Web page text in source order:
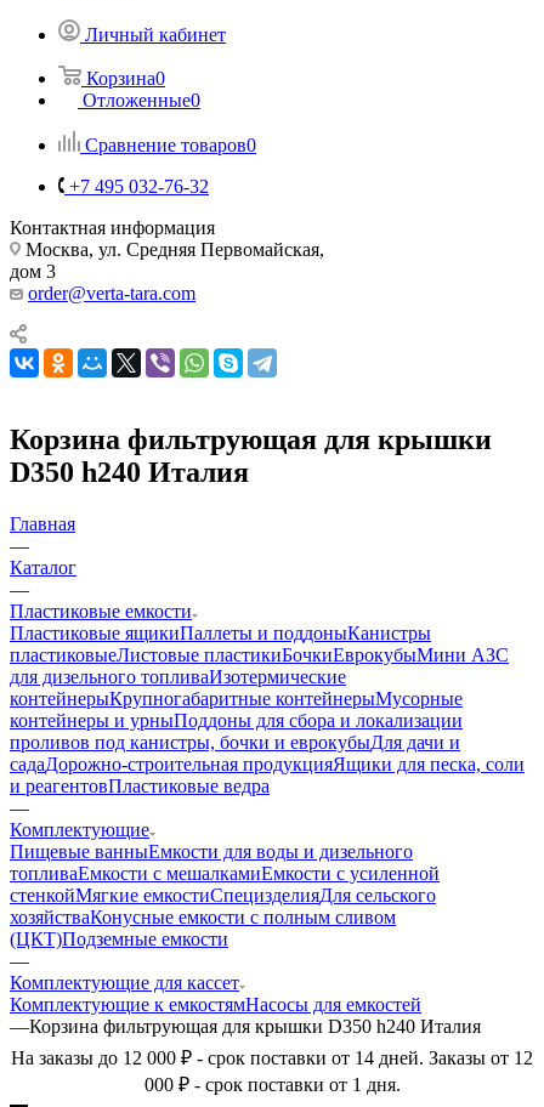
Личный кабинет
Корзина0
Отложенные0
Сравнение товаров0
+7 495 032-76-32
Контактная информация
Москва, ул. Средняя Первомайская,
дом 3
order@verta-tara.com
Корзина фильтрующая для крышки
D350 h240 Италия
Главная
—
Каталог
—
Пластиковые емкости
Пластиковые ящикиПаллеты и поддоныКанистры
пластиковыеЛистовые пластикиБочкиЕврокубыМини АЗС
для дизельного топливаИзотермические
контейнерыКрупногабаритные контейнерыМусорные
контейнеры и урныПоддоны для сбора и локализации
проливов под канистры, бочки и еврокубыДля дачи и
садаДорожно-строительная продукцияЯщики для песка, соли
и реагентовПластиковые ведра
—
Комплектующие
Пищевые ванныЕмкости для воды и дизельного
топливаЕмкости с мешалкамиЕмкости с усиленной
стенкойМягкие емкостиСпецизделияДля сельского
хозяйстваКонусные емкости с полным сливом
(ЦКТ)Подземные емкости
—
Комплектующие для кассет
Комплектующие к емкостямНасосы для емкостей
—Корзина фильтрующая для крышки D350 h240 Италия
На заказы до 12 000 ₽ - срок поставки от 14 дней. Заказы от 12
000 ₽ - срок поставки от 1 дня.